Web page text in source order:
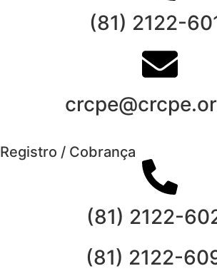
(81) 2122-
Registro / Cobrança
(81) 2122-
(81) 2122-